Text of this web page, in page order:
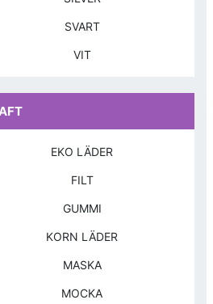
SVART
VIT
EKO LÄDER
FILT
GUMMI
KORN LÄDER
MASKA
MOCKA